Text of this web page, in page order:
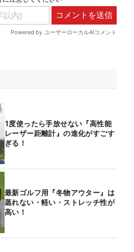
1度使ったら手放せない『高性能
レーザー距離計』の進化がすごす
ぎる！
最新ゴルフ用『冬物アウター』は
蒸れない・軽い・ストレッチ性が
高い！